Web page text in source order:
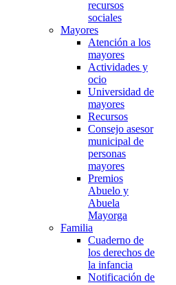
recursos
sociales
Mayores
Atención a los
mayores
Actividades y
ocio
Universidad de
mayores
Recursos
Consejo asesor
municipal de
personas
mayores
Premios
Abuelo y
Abuela
Mayorga
Familia
Cuaderno de
los derechos de
la infancia
Notificación de